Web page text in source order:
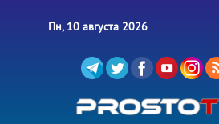
Пн, 10 августа 2026